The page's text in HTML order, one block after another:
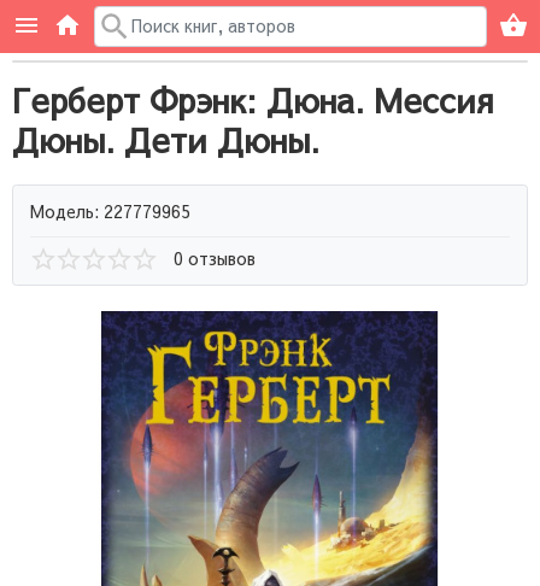
Герберт Фрэнк: Дюна. Мессия
Дюны. Дети Дюны.
Модель: 227779965
0 отзывов